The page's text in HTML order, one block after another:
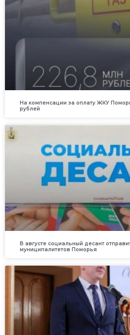
На компенсации за оплату ЖКУ
рублей
В августе социальный десант
муниципалитетов Поморья